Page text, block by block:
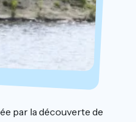
par la découverte de